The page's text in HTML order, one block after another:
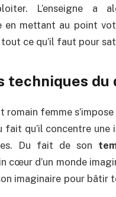
L’enseigne a
en mettant au point
ce qu’il faut pour
techniques
romain femme
fait qu’il concentre
Du fait de son
cœur d’un monde
imaginaire pour bâtir